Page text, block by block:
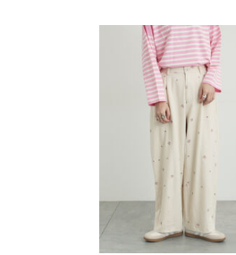
4.6（31）